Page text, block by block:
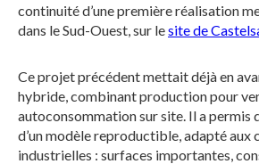
continuité d’une première réalisation
dans le Sud-Ouest, sur lesite de
Ce projet précédent mettait déjà en
hybride, combinant production pour
autoconsommation sur site. Il a permis
d’un modèle reproductible, adapté aux
industrielles : surfaces importantes,